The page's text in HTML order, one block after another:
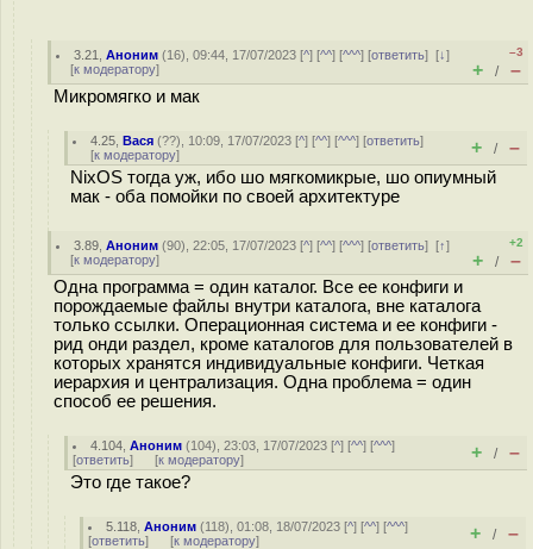
3.21 ,Аноним (16), 09:44, 17/07/2023 [^] [^^] [^^^] [ответить][↓]
[к модератору]
–3
+ / –
Микромягко и мак
4.25 ,Вася (??), 10:09, 17/07/2023 [^] [^^] [^^^] [ответить]
[к модератору] + / –
NixOS тогда уж, ибо шо мягкомикрые, шо опиумный
мак - оба помойки по своей архитектуре
3.89 ,Аноним (90), 22:05, 17/07/2023 [^] [^^] [^^^] [ответить][↑]
[к модератору]
+2
+ / –
Одна программа = один каталог. Все ее конфиги и
порождаемые файлы внутри каталога, вне каталога
только ссылки. Операционная система и ее конфиги -
рид онди раздел, кроме каталогов для пользователей в
которых хранятся индивидуальные конфиги. Четкая
иерархия и централизация. Одна проблема = один
способ ее решения.
4.104 ,Аноним (104), 23:03, 17/07/2023 [^] [^^] [^^^]
[ответить] [к модератору] + / –
Это где такое?
5.118 ,Аноним (118), 01:08, 18/07/2023 [^] [^^] [^^^]
[ответить] [к модератору] + / –